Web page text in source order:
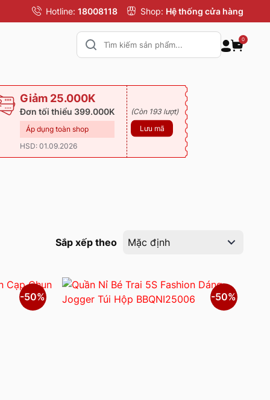
Hotline: 18008118 Shop: Hệ thống cửa hàng
0
Giảm 25.000K
Đơn tối thiểu 399.000K
Áp dụng toàn shop
HSD: 01.09.2026
(Còn 193 lượt)
Lưu mã
Sắp xếp theo Mặc định
-50% -50%